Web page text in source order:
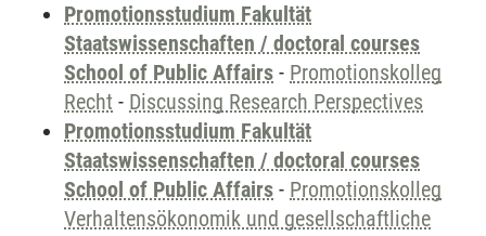
Promotionsstudium Fakultät
Staatswissenschaften / doctoral courses
School of Public Affairs - Promotionskolleg
Recht - Discussing Research Perspectives
Promotionsstudium Fakultät
Staatswissenschaften / doctoral courses
School of Public Affairs - Promotionskolleg
Verhaltensökonomik und gesellschaftliche